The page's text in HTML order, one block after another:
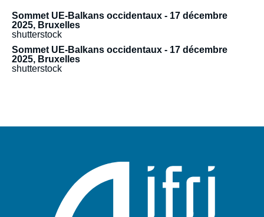
Sommet UE-Balkans occidentaux - 17 décembre
2025, Bruxelles
shutterstock
Sommet UE-Balkans occidentaux - 17 décembre
2025, Bruxelles
shutterstock